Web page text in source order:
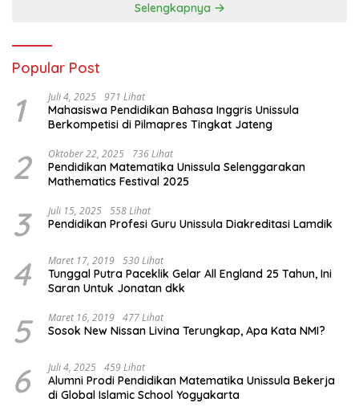
Selengkapnya
Popular Post
1 Juli 4, 2025 971 Lihat
Mahasiswa Pendidikan Bahasa Inggris Unissula
Berkompetisi di Pilmapres Tingkat Jateng
2 Oktober 22, 2025 736 Lihat
Pendidikan Matematika Unissula Selenggarakan
Mathematics Festival 2025
3 Juli 15, 2025 558 Lihat
Pendidikan Profesi Guru Unissula Diakreditasi Lamdik
4 Maret 17, 2019 530 Lihat
Tunggal Putra Paceklik Gelar All England 25 Tahun, Ini
Saran Untuk Jonatan dkk
5 Maret 16, 2019 477 Lihat
Sosok New Nissan Livina Terungkap, Apa Kata NMI?
6 Juli 4, 2025 459 Lihat
Alumni Prodi Pendidikan Matematika Unissula Bekerja
di Global Islamic School Yogyakarta